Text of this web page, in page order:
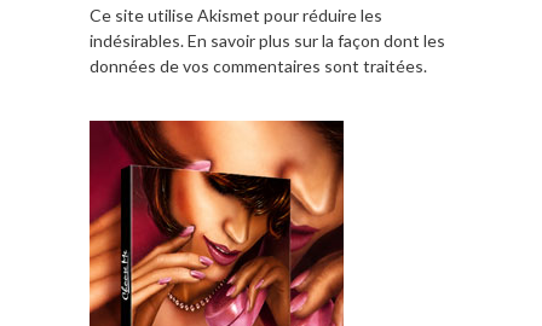
Ce site utilise Akismet pour réduire les
indésirables.En savoir plus sur la façon dont les
données de vos commentaires sont traitées.